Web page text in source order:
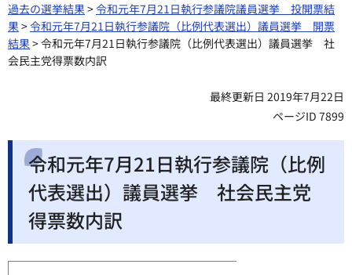
過去の選挙結果>令和元年7月21日執行参議院議員選挙 投開票結
果>令和元年7月21日執行参議院（比例代表選出）議員選挙 開票
結果> 令和元年7月21日執行参議院（比例代表選出）議員選挙 社
会民主党得票数内訳
最終更新日 2019年7月22日
ページID 7899
令和元年7月21日執行参議院（比例
代表選出）議員選挙 社会民主党
得票数内訳